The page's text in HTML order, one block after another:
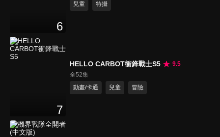
6
兒童
特攝
7
HELLO CARBOT衝鋒戰士S5
9.5
全52集
動畫/卡通
兒童 冒險